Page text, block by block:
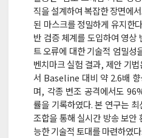
직을 설계하여 복잡한 장면에
된 마스크를 정밀하게 유지한
반 검증 체계를 도입하여 영상
트 오류에 대한 기술적 엄밀성
벤치마크 실험 결과, 제안 기
서 Baseline 대비 약 2.6배 향
며, 각종 변조 공격에서도
률을 기록하였다. 본 연구는 최
조합을 통해 실시간 방송 보안
능한 기술적 토대를 마련하였다.